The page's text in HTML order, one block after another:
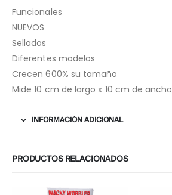
Funcionales
NUEVOS
Sellados
Diferentes modelos
Crecen 600% su tamaño
Mide 10 cm de largo x 10 cm de ancho
INFORMACIÓN ADICIONAL
PRODUCTOS RELACIONADOS